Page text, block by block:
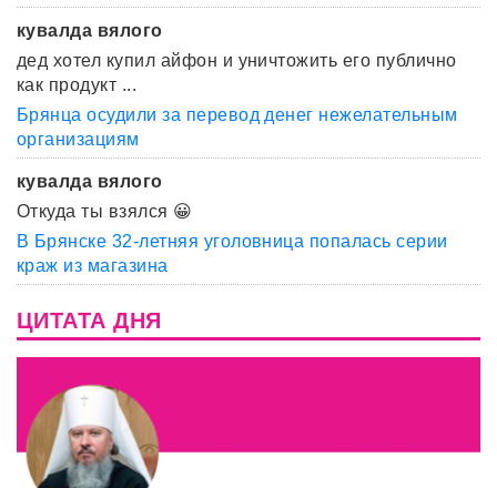
кувалда вялого
дед хотел купил айфон и уничтожить его публично
как продукт ...
Брянца осудили за перевод денег нежелательным
организациям
кувалда вялого
Откуда ты взялся 😀
В Брянске 32-летняя уголовница попалась серии
краж из магазина
ЦИТАТА ДНЯ